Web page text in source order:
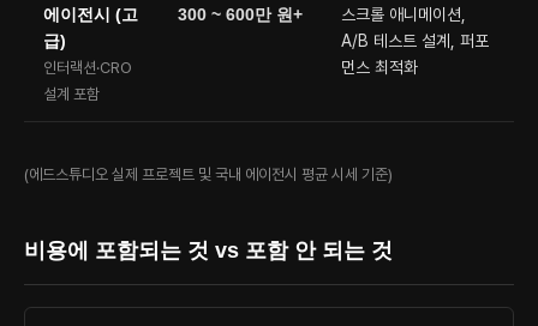
에이전시 (고
급)
인터랙션·CRO
설계 포함
300 ~ 600만 원+
스크롤 애니메이션,
A/B 테스트 설계, 퍼포
먼스 최적화
(에드스튜디오 실제 프로젝트 및 국내 에이전시 평균 시세 기준)
비용에 포함되는 것 vs 포함 안 되는 것